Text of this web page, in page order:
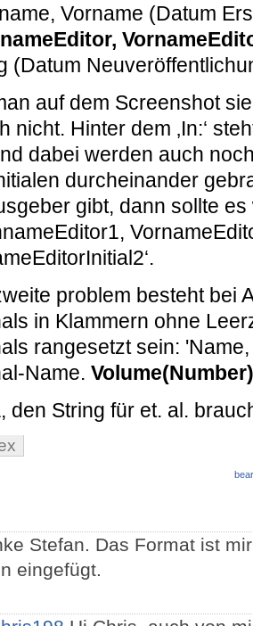
Vorname (Datum
(Datum
auf dem Screenshot
nicht. Hinter dem ‚In:‘
dabei werden auch
durcheinander
gibt, dann sollte
problem besteht bei
in Klammern ohne
rangesetzt sein:
Name. Volume(Number)
den String für et. al.
Stefan. Das Format ist
eingefügt.